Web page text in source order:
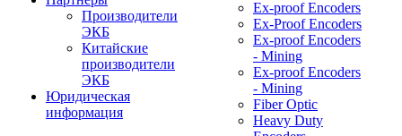
Производители
ЭКБ
Китайские
производители
ЭКБ
Юридическая
информация
Ex-proof Encoders
Ex-Proof Encoders
Ex-proof Encoders
- Mining
Ex-proof Encoders
- Mining
Fiber Optic
Heavy Duty